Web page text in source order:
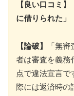
【良い口コミ
に借りられた」
【論破】
「無
者は審査を義務
点で違法宣言で
際には返済時の